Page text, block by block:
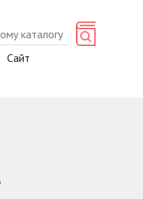
Сайт